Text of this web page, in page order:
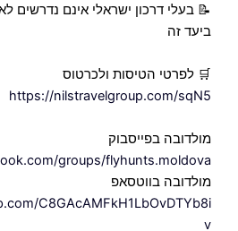
📝 בעלי דרכון ישראלי אינם
ביעד זה
🛒 לפרטי הטיסות ולכרטוס
https://nilstravelgroup.com/sqN5
מולדובה בפייסבוק
groups/flyhunts.moldova
מולדובה בווטסאפ
C8GAcAMFkH1LbOvDTYb8i
v